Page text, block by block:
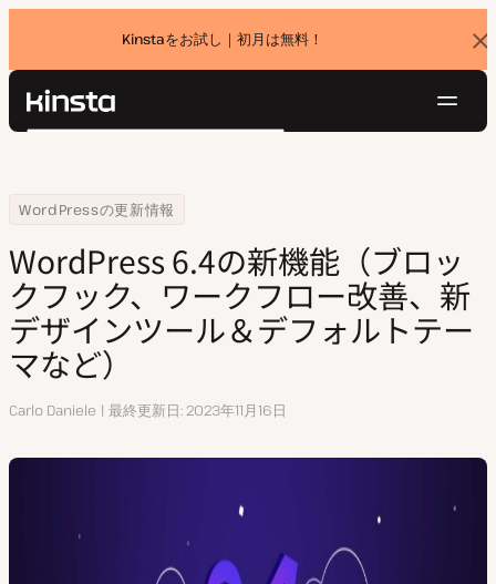
Kinstaをお試し｜初月は無料！
バ
ナ
Kinsta®
ョ
ン
価格設定
お問い合わせ
検
Home
リソースセンター
WordPressの更新情報
WordPress 6.4の新機能（ブロックフック、ワークフロー改善、新デ
WordPress 6.4の新機能（ブロッ
クフック、ワークフロー改善、新
デザインツール＆デフォルトテー
マなど）
執
Carlo Daniele 最終更新日 2023年11月16日